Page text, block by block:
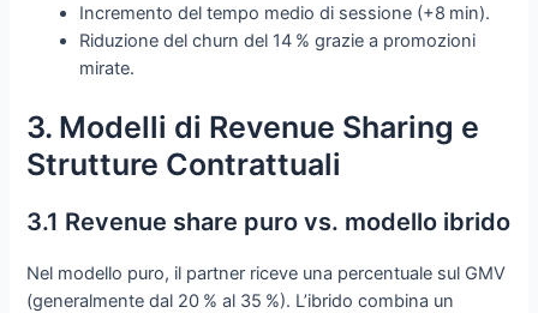
Incremento del tempo medio di sessione (+8 min).
Riduzione del churn del 14 % grazie a promozioni
mirate.
3. Modelli di Revenue Sharing e
Strutture Contrattuali
3.1 Revenue share puro vs. modello ibrido
Nel modello puro, il partner riceve una percentuale sul GMV
(generalmente dal 20 % al 35 %). L’ibrido combina un